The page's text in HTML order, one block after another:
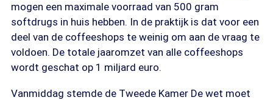
mogen een maximale voorraad van 500 gram
softdrugs in huis hebben. In de praktijk is dat voor een
deel van de coffeeshops te weinig om aan de vraag te
voldoen. De totale jaaromzet van alle coffeeshops
wordt geschat op 1 miljard euro.
Vanmiddag stemde de Tweede Kamer De wet moet